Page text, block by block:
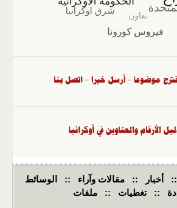
:: أخبار :: مقالات وآراء ::
الوسائط
:: تغطيات :: ملفات